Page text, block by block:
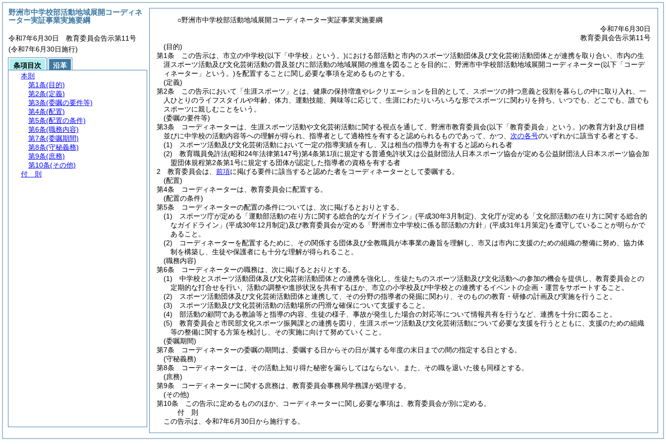
○野洲市中学校部活動地域展開コーディネーター実証事業実施要綱
令和7年6月30日
教育委員会告示第11号
(目的)
第1条
この告示は、市立の中学校(以下「中学校」という。)における部活動と市内のスポーツ活動団体及び文化芸術活動団体とが連携を取り合い、市内の生
涯スポーツ活動及び文化芸術活動の普及並びに部活動の地域展開の推進を図ることを目的に、野洲市中学校部活動地域展開コーディネーター(以下「コーデ
ィネーター」という。)を配置することに関し必要な事項を定めるものとする。
(定義)
第2条
この告示において「生涯スポーツ」とは、健康の保持増進やレクリエーションを目的として、スポーツの持つ意義と役割を暮らしの中に取り入れ、一
人ひとりのライフスタイルや年齢、体力、運動技能、興味等に応じて、生涯にわたりいろいろな形でスポーツに関わりを持ち、いつでも、どこでも、誰でも
スポーツに親しむことをいう。
(委嘱の要件等)
第3条
コーディネーターは、生涯スポーツ活動や文化芸術活動に関する視点を通して、野洲市教育委員会(以下「教育委員会」という。)の教育方針及び目標
並びに中学校の活動内容等への理解が得られ、指導者として適格性を有すると認められるものであって、かつ、 次の各号のいずれかに該当する者とする。
(1)
スポーツ活動及び文化芸術活動において一定の指導実績を有し、又は相当の指導力を有すると認められる者
(2)
教育職員免許法(昭和24年法律第147号)第4条第1項に規定する普通免許状又は公益財団法人日本スポーツ協会が定める公益財団法人日本スポーツ協会加
盟団体規程第2条第1号に規定する団体が認定した指導者の資格を有する者
2
教育委員会は、 前項に掲げる要件に該当すると認めた者をコーディネーターとして委嘱する。
(配置)
第4条
コーディネーターは、教育委員会に配置する。
(配置の条件)
第5条
コーディネーターの配置の条件については、次に掲げるとおりとする。
(1)
スポーツ庁が定める「運動部活動の在り方に関する総合的なガイドライン」 (平成30年3月制定) 、文化庁が定める「文化部活動の在り方に関する総合的
なガイドライン」 (平成30年12月制定)及び教育委員会が定める「野洲市立中学校に係る部活動の方針」 (平成31年1月策定)を遵守していることが明らかで
あること。
(2)
コーディネーターを配置するために、その関係する団体及び全教職員が本事業の趣旨を理解し、市又は市内に支援のための組織の整備に努め、協力体
制を構築し、生徒や保護者にも十分な理解が得られること。
(職務内容)
第6条
コーディネーターの職務は、次に掲げるとおりとする。
(1)
中学校とスポーツ活動団体及び文化芸術活動団体との連携を強化し、生徒たちのスポーツ活動及び文化活動への参加の機会を提供し、教育委員会との
定期的な打合せを行い、活動の調整や進捗状況を共有するほか、市立の小学校及び中学校との連携するイベントの企画・運営をサポートすること。
(2)
スポーツ活動団体及び文化芸術活動団体と連携して、その分野の指導者の発掘に関わり、そのものの教育・研修の計画及び実施を行うこと。
(3)
スポーツ活動及び文化芸術活動の活動場所の円滑な確保について支援すること。
(4)
部活動の顧問である教諭等と指導の内容、生徒の様子、事故が発生した場合の対応等について情報共有を行うなど、連携を十分に図ること。
(5)
教育委員会と市民部文化スポーツ振興課との連携を図り、生涯スポーツ活動及び文化芸術活動について必要な支援を行うとともに、支援のための組織
等の整備に関する方策を検討し、その実施に向けて努めていくこと。
(委嘱期間)
第7条
コーディネーターの委嘱の期間は、委嘱する日からその日が属する年度の末日までの間の指定する日とする。
(守秘義務)
第8条
コーディネーターは、その活動上知り得た秘密を漏らしてはならない。
また、その職を退いた後も同様とする。
(庶務)
第9条
コーディネーターに関する庶務は、教育委員会事務局学務課が処理する。
(その他)
第10条
この告示に定めるもののほか、コーディネーターに関し必要な事項は、教育委員会が別に定める。
付 則
この告示は、令和7年6月30日から施行する。
野洲市中学校部活動地域展開コーディネ
ーター実証事業実施要綱
令和7年6月30日 教育委員会告示第11号
(令和7年6月30日施行)
条項目次
沿革
本則
第1条(目的)
第2条(定義)
第3条(委嘱の要件等)
第4条(配置)
第5条(配置の条件)
第6条(職務内容)
第7条(委嘱期間)
第8条(守秘義務)
第9条(庶務)
第10条(その他)
付 則